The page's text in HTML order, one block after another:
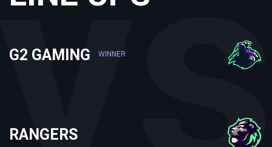
G2 GAMING WINNER
RANGERS